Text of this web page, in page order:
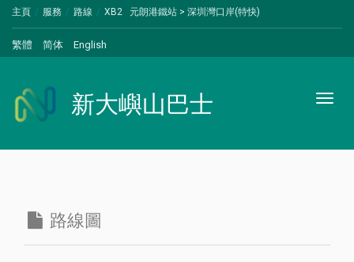
主頁 服務 路線 XB2 元朗港鐵站 > 深圳灣口岸(特快)
繁體 简体 English
新大嶼山巴士
路線圖